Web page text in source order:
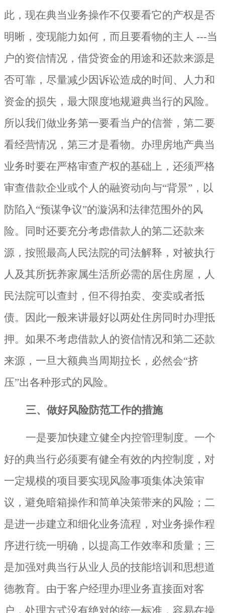
此，现在典当业务操作不仅要看它的产权是否
明晰，变现能力如何，而且要看物的主人 ---当
户的资信情况，借贷资金的用途和还款来源是
否可靠，尽量减少因诉讼造成的时间、人力和
资金的损失，最大限度地规避典当行的风险。
所以我们做业务第一要看当户的信誉，第二要
看经营情况，第三才是看物。办理房地产典当
业务时要在严格审查产权的基础上，还须严格
审查借款企业或个人的融资动向与“背景”，以
防陷入“预谋争议”的漩涡和法律范围外的风
险。同时还要充分考虑借款人的第二还款来
源，按照最高人民法院的司法解释，对被执行
人及其所抚养家属生活所必需的居住房屋，人
民法院可以查封，但不得拍卖、变卖或者抵
债。因此一般来讲最好以两处住房同时办理抵
押。如果不考虑借款人的资信情况和第二还款
来源，一旦大额典当周期拉长，必然会“挤
压”出各种形式的风险。
三、做好风险防范工作的措施
一是要加快建立健全内控管理制度。一个
好的典当行必须要有健全有效的内控制度，对
一定规模的项目要实现风险事项集体决策审
议，避免暗箱操作和简单决策带来的风险；二
是进一步建立和细化业务流程，对业务操作程
序进行统一明确，以提高工作效率和质量；三
是加强对典当行从业人员的技能培训和思想道
德教育。由于客户经理办理业务直接面对客
户，处理方式没有绝对的统一标准，容易在操